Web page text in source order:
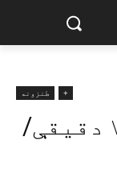
+ طنزونه
د پخلنځي وروستۍ ۷۵ دقیقې/